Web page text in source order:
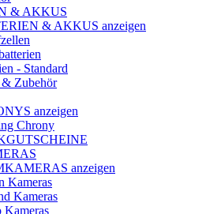
& AKKUS
& AKKUS anzeigen
- Standard
& Zubehör
anzeigen
Chrony
anzeigen
Kameras
Kameras
Kameras